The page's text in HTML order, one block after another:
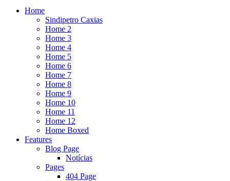
Home
Sindipetro Caxias
Home 2
Home 3
Home 4
Home 5
Home 6
Home 7
Home 8
Home 9
Home 10
Home 11
Home 12
Home Boxed
Features
Blog Page
Notícias
Pages
404 Page